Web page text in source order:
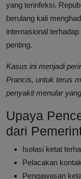
yang terinfeksi.
berulang kali
internasional
penting.
Kasus ini menjadi
Prancis, untuk terus
penyakit menular
Upaya
dari
Isolasi ketat
Pelacakan
Pengawasan